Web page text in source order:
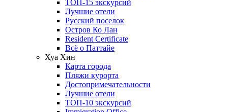
ТОП-15 экскурсий
Лучшие отели
Русский поселок
Остров Ко Лан
Resident Certificate
Всё о Паттайе
Хуа Хин
Карта города
Пляжи курорта
Достопримечательности
Лучшие отели
ТОП-10 экскурсий